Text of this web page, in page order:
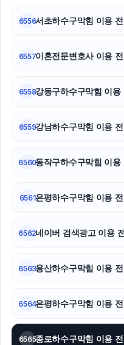
6556서초하수구막힘 이용
6557이혼전문변호사 이용
6558강동구하수구막힘 이
6559강남하수구막힘 이용
6560동작구하수구막힘 이
6561은평하수구막힘 이용
6562네이버 검색광고 이용
6563용산하수구막힘 이용
6564은평하수구막힘 이용
6565